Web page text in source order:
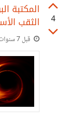
4
المكتبة
الثقب
قبل 7 سنوات